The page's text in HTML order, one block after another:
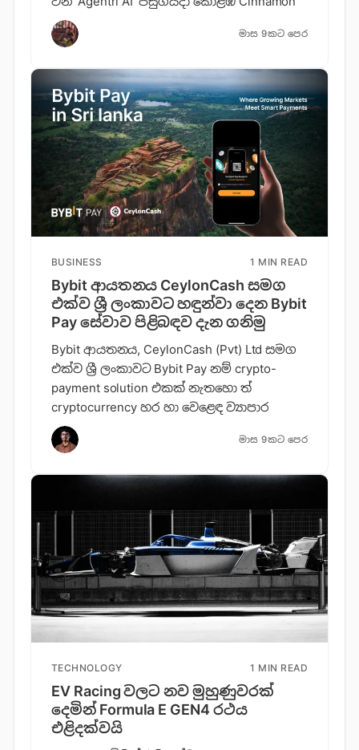
මාස 9කට පෙර
BUSINESS 1 MIN READ
Bybit ආයතනය CeylonCash සමග
එක්ව ශ්‍රී ලංකාවට හඳුන්වා දෙන Bybit
Pay සේවාව පිළිබඳව දැන ගනි​මු
Bybit ආයතනය, CeylonCash (Pvt) Ltd සමග
එක්ව ශ්‍රී ලංකාවට Bybit Pay නම් crypto-
payment solution එකක් නැතහො ත්
cryptocurrency හර හා වෙළෙඳ ව්‍යාපාර
මාස 9කට පෙර
TECHNOLOGY 1 MIN READ
EV Racing වලට නව මුහුණුවරක්
දෙමින් Formula E GEN4 රථය
එළිදක්වයි